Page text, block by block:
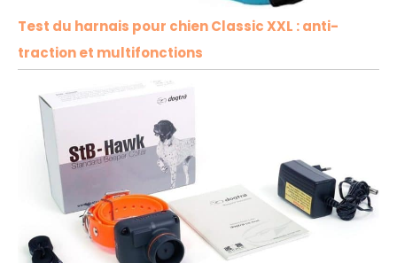
Test du harnais pour chien Classic XXL : anti-
traction et multifonctions